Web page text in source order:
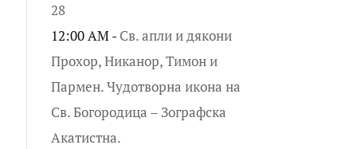
28
12:00 AM - Св. апли и дякони
Прохор, Никанор, Тимон и
Пармен. Чудотворна икона на
Св. Богородица – Зографска
Акатистна.